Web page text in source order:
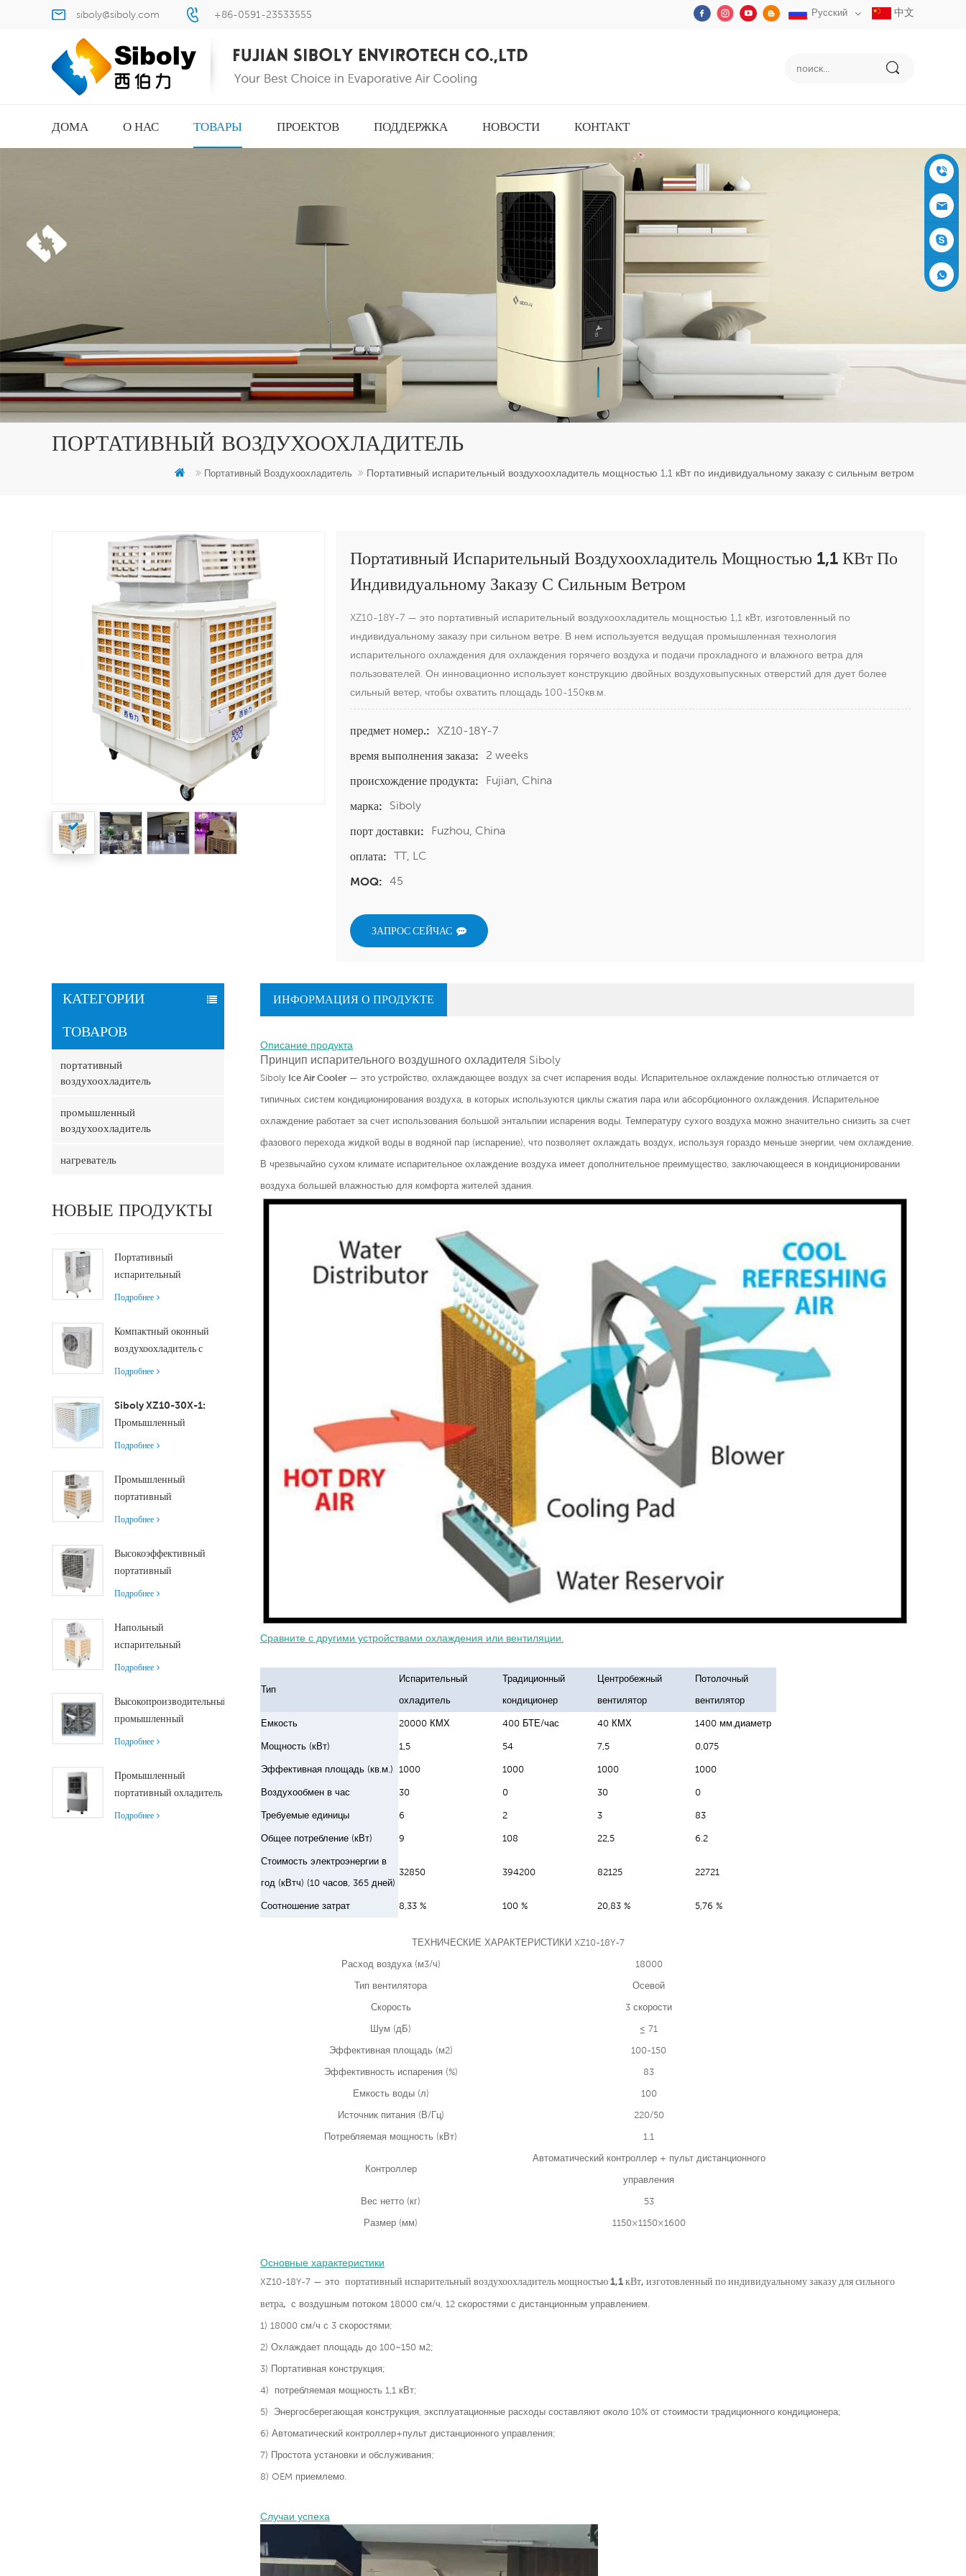
siboly@siboly.com +86-0591-23533555 Русский 中文
ДОМА О НАС ТОВАРЫ ПРОЕКТОВ ПОДДЕРЖКА НОВОСТИ КОНТАКТ
ПОРТАТИВНЫЙ ВОЗДУХООХЛАДИТЕЛЬ
Портативный Воздухоохладитель Портативный испарительный воздухоохладитель мощностью 1,1 кВт по индивидуальному заказу с сильным ветром
Портативный Испарительный Воздухоохладитель Мощностью 1,1 КВт По
Индивидуальному Заказу С Сильным Ветром
XZ10-18Y-7 — это портативный испарительный воздухоохладитель мощностью 1,1 кВт, изготовленный по
индивидуальному заказу при сильном ветре. В нем используется ведущая промышленная технология
испарительного охлаждения для охлаждения горячего воздуха и подачи прохладного и влажного ветра для
пользователей. Он инновационно использует конструкцию двойных воздуховыпускных отверстий для дует более
сильный ветер, чтобы охватить площадь 100-150кв.м.
предмет номер.:
XZ10-18Y-7
время выполнения заказа:
2 weeks
происхождение продукта:
Fujian, China
марка:
Siboly
порт доставки:
Fuzhou, China
оплата: TT, LC
MOQ: 45
ЗАПРОС СЕЙЧАС
КАТЕГОРИИ
ТОВАРОВ
портативный
воздухоохладитель
промышленный
воздухоохладитель
нагреватель
НОВЫЕ ПРОДУКТЫ
Портативный
испарительный
воздухоохладитель
8000 м³/ч с
Подробнее
Компактный оконный
воздухоохладитель с
осевым двигателем
эффективное
охлаждение помещений
размера.
Подробнее
Siboly XZ10-30X-1:
Промышленный
испарительный
производительностью
30000 м³/ч
Подробнее
Промышленный
портативный
воздухоохладитель
18000 м³/ч с
дистанционным
охлаждения больших
Подробнее
Высокоэффективный
портативный
испарительный
производительностью
управлением
Подробнее
Напольный
испарительный
воздухоохладитель с
дистанционным
18000 м³/ч
Подробнее
Высокопроизводительный
промышленный
вытяжной вентилятор с
000 м³/ч для
превосходной
Подробнее
Промышленный
портативный охладитель
воздуха Siboly 4000
Подробнее
ИНФОРМАЦИЯ О ПРОДУКТЕ
Описание продукта
Принцип испарительного воздушного охладителя Siboly
Siboly Ice Air Cooler — это устройство, охлаждающее воздух за счет испарения воды. Испарительное охлаждение полностью отличается от
типичных систем кондиционирования воздуха, в которых используются циклы сжатия пара или абсорбционного охлаждения. Испарительное
охлаждение работает за счет использования большой энтальпии испарения воды. Температуру сухого воздуха можно значительно снизить за счет
фазового перехода жидкой воды в водяной пар (испарение), что позволяет охлаждать воздух, используя гораздо меньше энергии, чем охлаждение.
В чрезвычайно сухом климате испарительное охлаждение воздуха имеет дополнительное преимущество, заключающееся в кондиционировании
воздуха большей влажностью для комфорта жителей здания.
Сравните с другими устройствами охлаждения или вентиляции.
Тип
Испарительный
охладитель
Традиционный
кондиционер
Центробежный
вентилятор
Потолочный
вентилятор
Емкость 20000 КМХ 400 БТЕ/час 40 КМХ 1400 мм.диаметр
Мощность (кВт) 1,5 54 7,5 0,075
Эффективная площадь (кв.м.) 1000 1000 1000 1000
Воздухообмен в час 30 0 30 0
Требуемые единицы 6 2 3 83
Общее потребление (кВт) 9 108 22,5 6.2
Стоимость электроэнергии в
год (кВтч) (10 часов, 365 дней)
32850 394200 82125 22721
Соотношение затрат 8,33 % 100 % 20,83 % 5,76 %
ТЕХНИЧЕСКИЕ ХАРАКТЕРИСТИКИ XZ10-18Y-7
Расход воздуха (м3/ч)
18000
Тип вентилятора
Осевой
Скорость
3 скорости
Шум (дБ)
≤ 71
Эффективная площадь (м2)
100-150
Эффективность испарения (%)
83
Емкость воды (л)
100
Источник питания (В/Гц)
220/50
Потребляемая мощность (кВт)
1.1
Контроллер
Автоматический контроллер + пульт дистанционного
управления
Вес нетто (кг)
53
Размер (мм)
1150×1150×1600
Основные характеристики
XZ10-18Y-7 — это портативный испарительный воздухоохладитель мощностью 1,1 кВт, изготовленный по индивидуальному заказу для сильного
ветра, с воздушным потоком 18000 см/ч, 12 скоростями с дистанционным управлением.
1) 18000 см/ч с 3 скоростями;
2) Охлаждает площадь до 100~150 м2;
3) Портативная конструкция;
4) потребляемая мощность 1,1 кВт;
5) Энергосберегающая конструкция, эксплуатационные расходы составляют около 10% от стоимости традиционного кондиционера;
6) Автоматический контроллер+пульт дистанционного управления;
7) Простота установки и обслуживания;
8) OEM приемлемо.
Случаи успеха
+86-05
91-2353
3555
siboly@s
iboly.co
evaporat
er
5951777